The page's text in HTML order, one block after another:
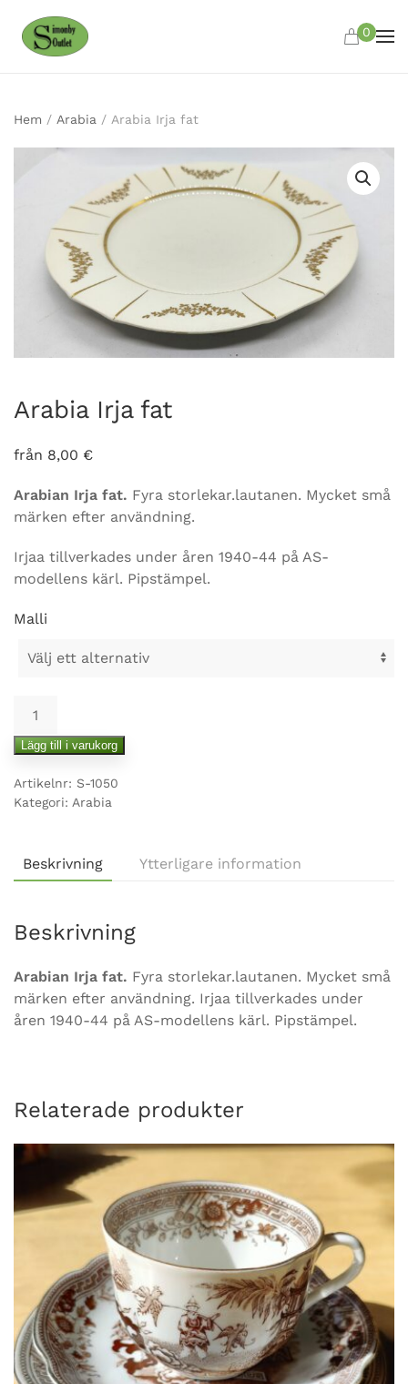
Skip to main content
0
Hem / Arabia / Arabia Irja fat
Arabia Irja fat
från 8,00 €
Arabian Irja fat. Fyra storlekar.lautanen. Mycket små
märken efter användning.
Irjaa tillverkades under åren 1940-44 på AS-
modellens kärl. Pipstämpel.
Malli
fat
Lägg till i varukorg
Artikelnr: S-1050
Kategori: Arabia
Beskrivning Ytterligare information
Beskrivning
Arabian Irja fat. Fyra storlekar.lautanen. Mycket små
märken efter användning. Irjaa tillverkades under
åren 1940-44 på AS-modellens kärl. Pipstämpel.
Relaterade produkter